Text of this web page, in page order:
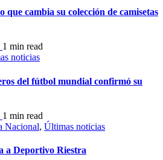
cambia su colección de camisetas
1 min read
noticias
del fútbol mundial confirmó su
1 min read
Nacional, Últimas noticias
a Deportivo Riestra